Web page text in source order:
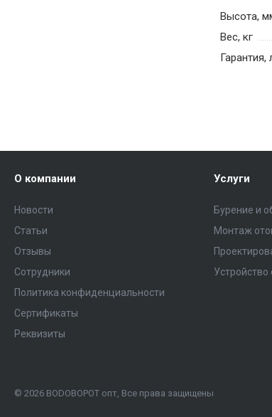
Высота,
Вес, кг
Гарантия,
О компании
Новости
Статьи
Отзывы
Сотрудники
Политика конфиденциальности
Сертификаты
Реквизиты
Услуги
Бурение и
Монтаж
© 2026 ВОDОВОРОТ опт, Все права защищены